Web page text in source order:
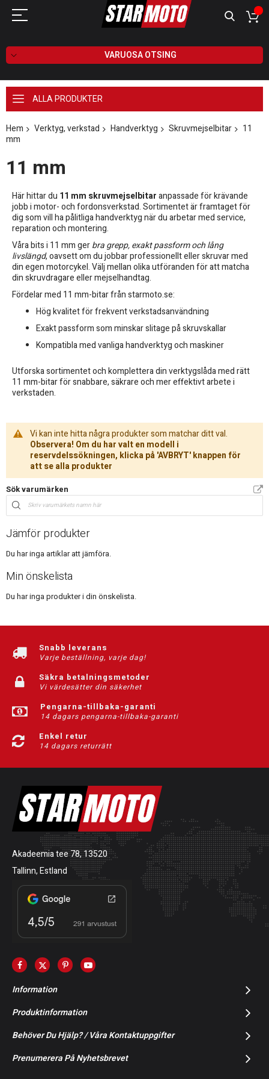
VARUOSA OTSING
ALLA PRODUKTER
Hem Verktyg, verkstad Handverktyg Skruvmejselbitar
11
mm
11 mm
Här hittar du 11 mm skruvmejselbitaranpassade för krävande
jobb i motor- och fordonsverkstad. Sortimentet är framtaget för
dig som vill ha pålitliga handverktyg när du arbetar med service,
reparation och montering.
Våra bits i 11 mm gerbra grepp, exakt passform och lång
livslängd, oavsett om du jobbar professionellt eller skruvar med
din egen motorcykel. Välj mellan olika utföranden för att matcha
din skruvdragare eller mejselhandtag.
Fördelar med 11 mm-bitar från starmoto.se:
Hög kvalitet för frekvent verkstadsanvändning
Exakt passform som minskar slitage på skruvskallar
Kompatibla med vanliga handverktyg och maskiner
Utforska sortimentet och komplettera din verktygslåda med rätt
11 mm-bitar för snabbare, säkrare och mer effektivt arbete i
verkstaden.
Vi kan inte hitta några produkter som matchar ditt val.
Observera! Om du har valt en modell i
reservdelssökningen, klicka på 'AVBRYT' knappen för
att se alla produkter
Sök varumärken
Jämför produkter
Du har inga artiklar att jämföra.
Min önskelista
Du har inga produkter i din önskelista.
Snabb leverans
Varje beställning, varje dag!
Säkra betalningsmetoder
Vi värdesätter din säkerhet
Pengarna-tillbaka-garanti
14 dagars pengarna-tillbaka-garanti
Enkel retur
14 dagars returrätt
Akadeemia tee 78, 13520
Tallinn, Estland
Information
Produktinformation
Behöver Du Hjälp? / Våra Kontaktuppgifter
Prenumerera På Nyhetsbrevet